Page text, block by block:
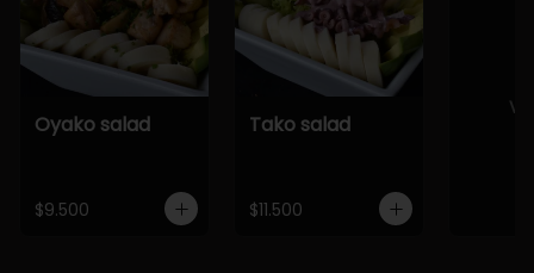
Oyako salad
$9.500
Tako salad
$11.500